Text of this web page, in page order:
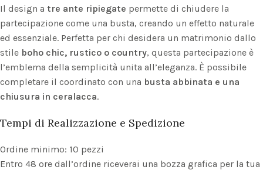
Il design a tre ante ripiegate permette di chiudere la
partecipazione come una busta, creando un effetto naturale
ed essenziale. Perfetta per chi desidera un matrimonio dallo
stile boho chic, rustico o country, questa partecipazione è
l’emblema della semplicità unita all’eleganza. È possibile
completare il coordinato con una busta abbinata e una
chiusura in ceralacca.
Tempi di Realizzazione e Spedizione
Ordine minimo: 10 pezzi
Entro 48 ore dall’ordine riceverai una bozza grafica per la tua